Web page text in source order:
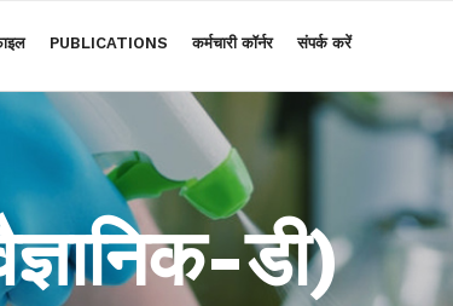
PUBLICATIONS कर्मचारी कॉर्नर संपर्क करें
डी)